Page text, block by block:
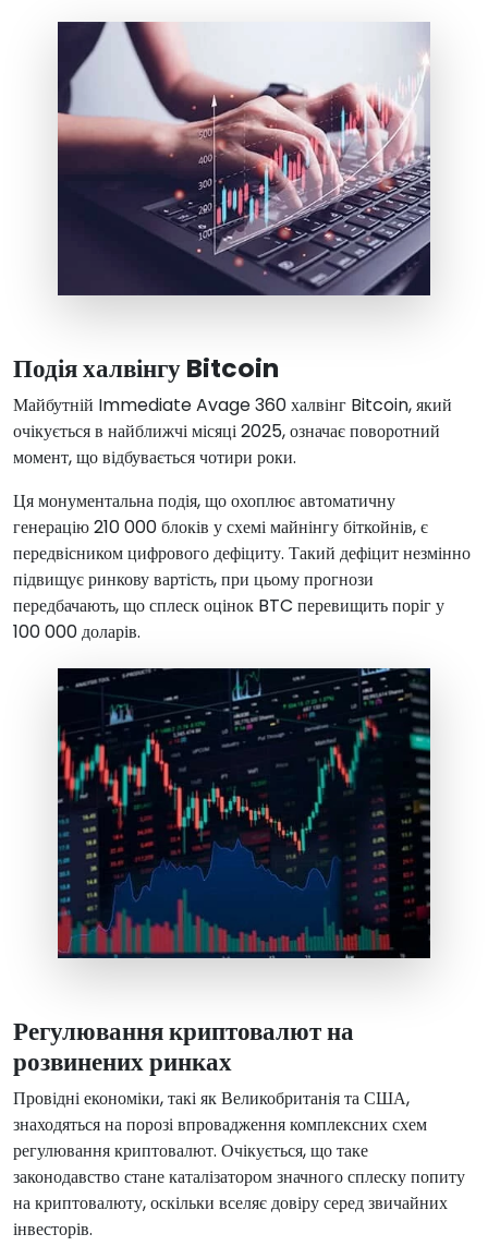
Подія халвінгу Bitcoin
Майбутній Immediate Avage 360 халвінг Bitcoin, який
очікується в найближчі місяці 2025, означає поворотний
момент, що відбувається чотири роки.
Ця монументальна подія, що охоплює автоматичну
генерацію 210 000 блоків у схемі майнінгу біткойнів, є
передвісником цифрового дефіциту. Такий дефіцит незмінно
підвищує ринкову вартість, при цьому прогнози
передбачають, що сплеск оцінок BTC перевищить поріг у
100 000 доларів.
Регулювання криптовалют на
розвинених ринках
Провідні економіки, такі як Великобританія та США,
знаходяться на порозі впровадження комплексних схем
регулювання криптовалют. Очікується, що таке
законодавство стане каталізатором значного сплеску попиту
на криптовалюту, оскільки вселяє довіру серед звичайних
інвесторів.